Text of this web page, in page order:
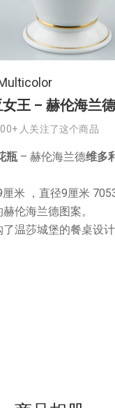
王 – 赫伦海兰
人关注了这个商品
瓶 – 赫伦海兰德维多
米 ，直径9厘米
伦海兰德图案。
温莎城堡的餐桌设计